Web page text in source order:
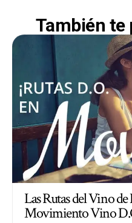
También te
Las Rutas del Vino de
Movimiento Vino